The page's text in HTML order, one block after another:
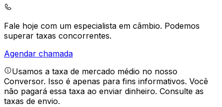
Fale hoje com um especialista em câmbio. Podemos
superar taxas concorrentes.
Agendar chamada
Usamos a taxa de mercado médio no nosso
Conversor. Isso é apenas para fins informativos. Você
não pagará essa taxa ao enviar dinheiro. Consulte as
taxas de envio.